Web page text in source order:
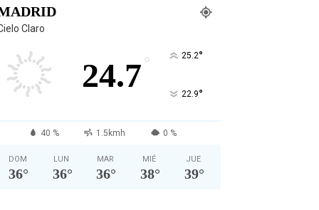
Claro
24.7 ° 25.2°
22.9°
40 % 1.5kmh 0 %
DOM
36°
LUN
36°
MAR
36°
MIÉ
38°
JUE
39°